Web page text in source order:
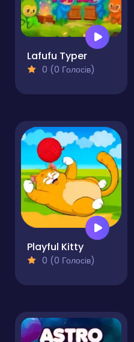
Lafufu Typer
0 (0 Голосів)
Playful Kitty
0 (0 Голосів)